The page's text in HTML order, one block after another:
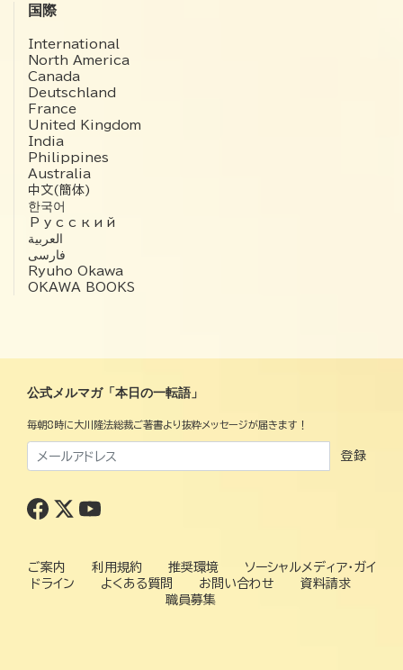
国際
International
North America
Canada
Deutschland
France
United Kingdom
India
Philippines
Australia
中文(簡体)
한국어
Русский
العربية‏
فارسی
Ryuho Okawa
OKAWA BOOKS
公式メルマガ「本日の一転語」
毎朝8時に大川隆法総裁ご著書より抜粋メッセージが届きます！
登録
ご案内 利用規約 推奨環境
ソーシャルメディア・ガイ
ドライン
よくある質問 お問い合わせ
資料請求
職員募集